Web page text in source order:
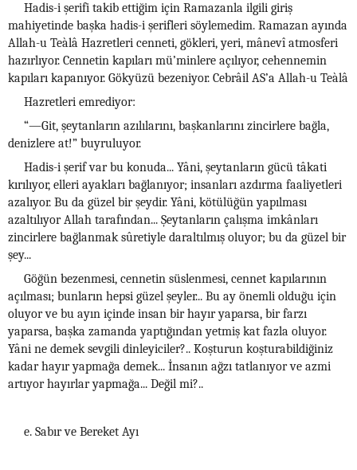
Hadis-i şerifi takib ettiğim için Ramazanla ilgili giriş
mahiyetinde başka hadis-i şerifleri söylemedim. Ramazan ayında
Allah-u Teàlâ Hazretleri cenneti, gökleri, yeri, mânevî atmosferi
hazırlıyor. Cennetin kapıları mü’minlere açılıyor, cehennemin
kapıları kapanıyor. Gökyüzü bezeniyor. Cebrâil AS’a Allah-u Teàlâ
Hazretleri emrediyor:
“—Git, şeytanların azılılarını, başkanlarını zincirlere bağla,
denizlere at!” buyruluyor.
Hadis-i şerif var bu konuda... Yâni, şeytanların gücü tâkati
kırılıyor, elleri ayakları bağlanıyor; insanları azdırma faaliyetleri
azalıyor. Bu da güzel bir şeydir. Yâni, kötülüğün yapılması
azaltılıyor Allah tarafından... Şeytanların çalışma imkânları
zincirlere bağlanmak sûretiyle daraltılmış oluyor; bu da güzel bir
şey...
Göğün bezenmesi, cennetin süslenmesi, cennet kapılarının
açılması; bunların hepsi güzel şeyler... Bu ay önemli olduğu için
oluyor ve bu ayın içinde insan bir hayır yaparsa, bir farzı
yaparsa, başka zamanda yaptığından yetmiş kat fazla oluyor.
Yâni ne demek sevgili dinleyiciler?.. Koşturun koşturabildiğiniz
kadar hayır yapmağa demek... İnsanın ağzı tatlanıyor ve azmi
artıyor hayırlar yapmağa... Değil mi?..
e. Sabır ve Bereket Ayı